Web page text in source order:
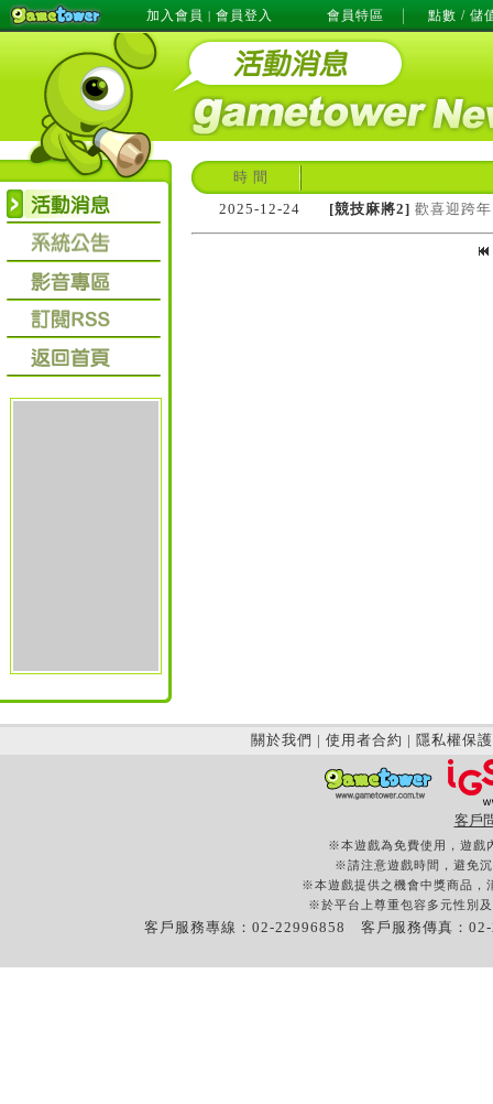
加入會員 | 會員登入 會員特區 點數 / 儲
時 間
2025-12-24
[競技麻將2] 歡喜迎跨
關於我們 | 使用者合約 | 隱私權保護
客戶
※本遊戲為免費使用，遊戲
※請注意遊戲時間，避免
※本遊戲提供之機會中獎商品，
※於平台上尊重包容多元性別
客戶服務專線：02-22996858 客戶服務傳真：